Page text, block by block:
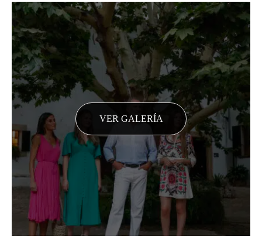
VER GALERÍA